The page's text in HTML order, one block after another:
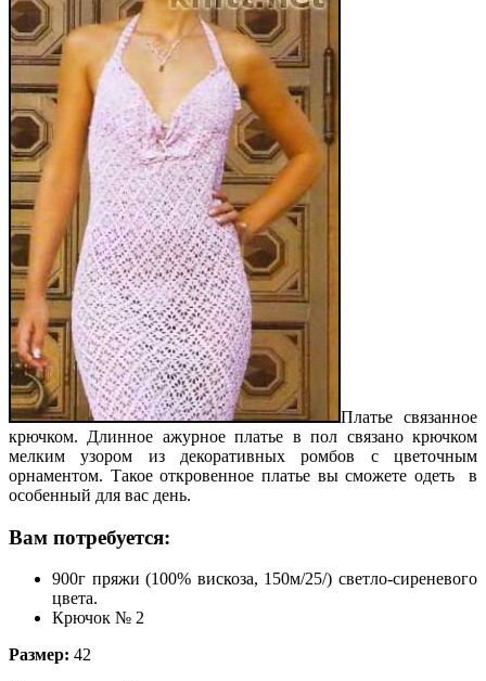
Платье связанное
крючком. Длинное ажурное платье в пол связано крючком
мелким узором из декоративных ромбов с цветочным
орнаментом. Такое откровенное платье вы сможете одеть в
особенный для вас день.
Вам потребуется:
900г пряжи (100% вискоза, 150м/25/) светло-сиреневого
цвета.
Крючок № 2
Размер: 42